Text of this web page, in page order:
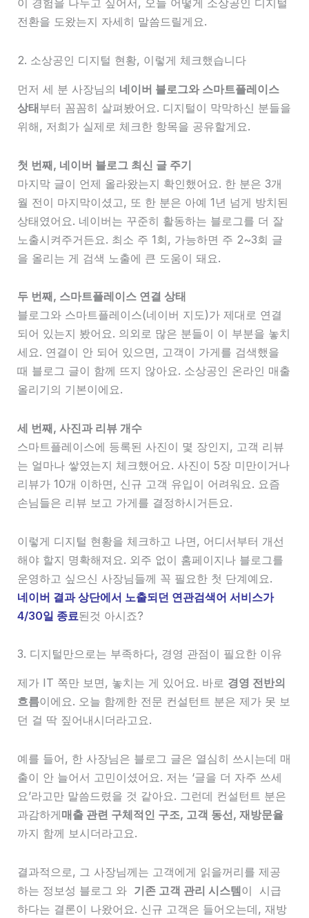
이 경험을 나누고 싶어서, 오늘 어떻게 소상공인 디지털
전환을 도왔는지 자세히 말씀드릴게요.
2. 소상공인 디지털 현황, 이렇게 체크했습니다
먼저 세 분 사장님의 네이버 블로그와 스마트플레이스
상태부터 꼼꼼히 살펴봤어요. 디지털이 막막하신 분들을
위해, 저희가 실제로 체크한 항목을 공유할게요.
첫 번째, 네이버 블로그 최신 글 주기
마지막 글이 언제 올라왔는지 확인했어요. 한 분은 3개
월 전이 마지막이셨고, 또 한 분은 아예 1년 넘게 방치된
상태였어요. 네이버는 꾸준히 활동하는 블로그를 더 잘
노출시켜주거든요. 최소 주 1회, 가능하면 주 2~3회 글
을 올리는 게 검색 노출에 큰 도움이 돼요.
두 번째, 스마트플레이스 연결 상태
블로그와 스마트플레이스(네이버 지도)가 제대로 연결
되어 있는지 봤어요. 의외로 많은 분들이 이 부분을 놓치
세요. 연결이 안 되어 있으면, 고객이 가게를 검색했을
때 블로그 글이 함께 뜨지 않아요. 소상공인 온라인 매출
올리기의 기본이에요.
세 번째, 사진과 리뷰 개수
스마트플레이스에 등록된 사진이 몇 장인지, 고객 리뷰
는 얼마나 쌓였는지 체크했어요. 사진이 5장 미만이거나
리뷰가 10개 이하면, 신규 고객 유입이 어려워요. 요즘
손님들은 리뷰 보고 가게를 결정하시거든요.
이렇게 디지털 현황을 체크하고 나면, 어디서부터 개선
해야 할지 명확해져요. 외주 없이 홈페이지나 블로그를
운영하고 싶으신 사장님들께 꼭 필요한 첫 단계예요.
네이버 결과 상단에서 노출되던 연관검색어 서비스가
4/30일 종료된것 아시죠?
3. 디지털만으로는 부족하다, 경영 관점이 필요한 이유
제가 IT 쪽만 보면, 놓치는 게 있어요. 바로 경영 전반의
흐름이에요. 오늘 함께한 전문 컨설턴트 분은 제가 못 보
던 걸 딱 짚어내시더라고요.
예를 들어, 한 사장님은 블로그 글은 열심히 쓰시는데 매
출이 안 늘어서 고민이셨어요. 저는 ‘글을 더 자주 쓰세
요’라고만 말씀드렸을 것 같아요. 그런데 컨설턴트 분은
과감하게매출 관련 구체적인 구조, 고객 동선, 재방문율
까지 함께 보시더라고요.
결과적으로, 그 사장님께는 고객에게 읽을꺼리를 제공
하는 정보성 블로그 와 기존 고객 관리 시스템이 시급
하다는 결론이 나왔어요. 신규 고객은 들어오는데, 재방